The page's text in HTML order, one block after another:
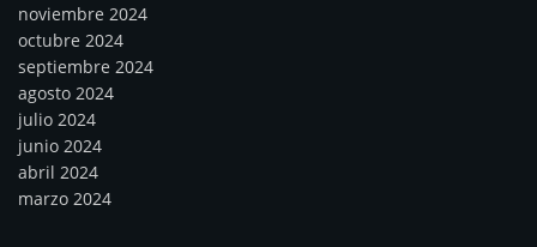
noviembre 2024
octubre 2024
septiembre 2024
agosto 2024
julio 2024
junio 2024
abril 2024
marzo 2024